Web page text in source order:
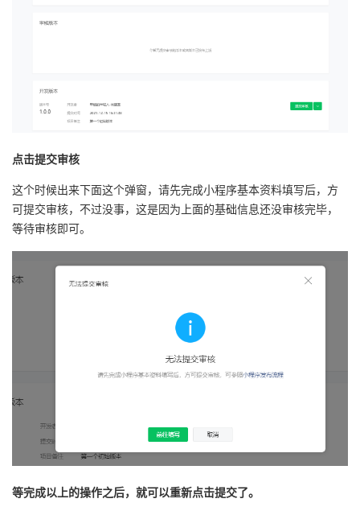
点击提交审核
这个时候出来下面这个弹窗，请先完成小程序基本资料填写后，方
可提交审核，不过没事，这是因为上面的基础信息还没审核完毕，
等待审核即可。
等完成以上的操作之后，就可以重新点击提交了。